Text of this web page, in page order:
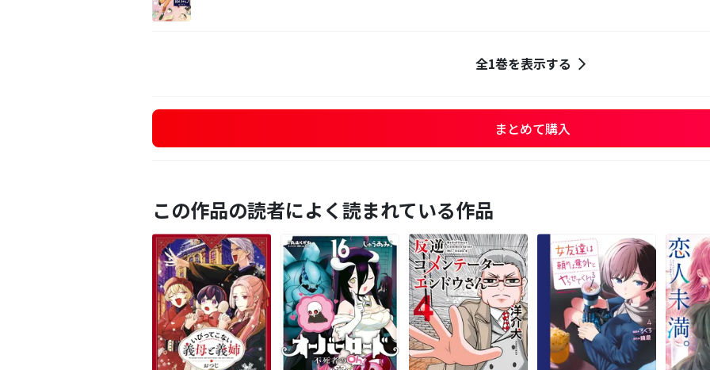
全1巻を表示する
まとめて購入
この作品の読者によく読まれている作品